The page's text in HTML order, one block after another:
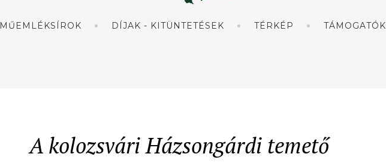
MŰEMLÉKSÍROK DÍJAK - KITÜNTETÉSEK TÉRKÉP TÁMOGATÓK
A kolozsvári Házsongárdi temető